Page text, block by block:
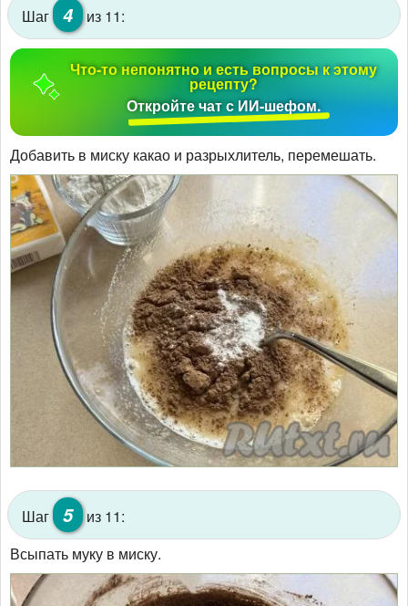
Шаг 4 из 11:
Что-то непонятно и есть вопросы к этому
рецепту?
Откройте чат с ИИ-шефом.
Добавить в миску какао и разрыхлитель, перемешать.
Шаг 5
из 11:
Всыпать муку в миску.